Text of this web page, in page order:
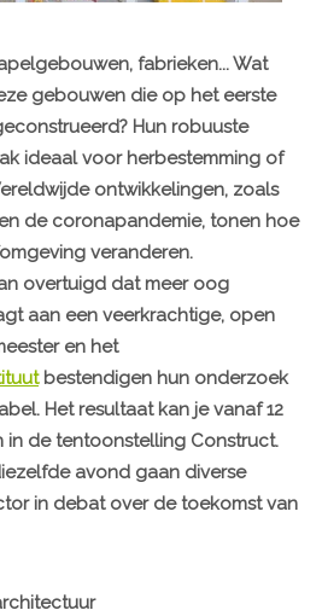
fabrieken... Wat
gebouwen die op het eerste
Hun robuuste
ideaal voor herbestemming of
ontwikkelingen, zoals
de coronapandemie, tonen hoe
veranderen.
overtuigd dat meer oog
aan een veerkrachtige, open
en het
bestendigen hun onderzoek
Het resultaat kan je vanaf 12
de tentoonstelling Construct.
avond gaan diverse
in debat over de toekomst van